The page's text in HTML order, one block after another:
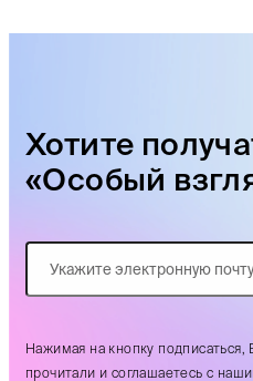
Хотите
«Особый
Нажимая на кнопку
прочитали и соглашаетесь с